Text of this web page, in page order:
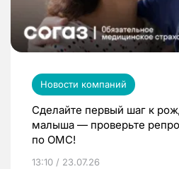
Новости компаний
Сделайте первый шаг к
малыша — проверьте
по ОМС!
13:10 / 23.07.26